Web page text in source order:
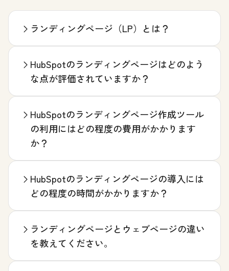
ランディングページ（LP）とは？
HubSpotのランディングページはどのよう
な点が評価されていますか？
HubSpotのランディングページ作成ツール
の利用にはどの程度の費用がかかります
か？
HubSpotのランディングページの導入には
どの程度の時間がかかりますか？
ランディングページとウェブページの違い
を教えてください。